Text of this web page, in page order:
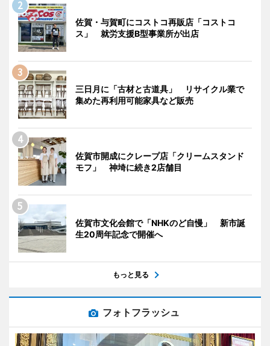
佐賀・与賀町にコストコ再販店「コストコ
ス」 就労支援B型事業所が出店
三日月に「古材と古道具」 リサイクル業で
集めた再利用可能家具など販売
佐賀市開成にクレープ店「クリームスタンド
モフ」 神埼に続き2店舗目
佐賀市文化会館で「NHKのど自慢」 新市誕
生20周年記念で開催へ
もっと見る
フォトフラッシュ